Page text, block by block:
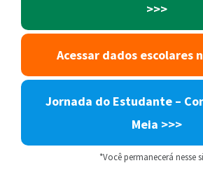
>>>
Acessar dados escolares
Jornada do Estudante –
Meia >>>
*Você permanecerá nesse